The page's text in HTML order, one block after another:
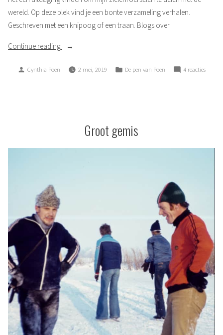
wereld. Op deze plek vind je een bonte verzameling verhalen.
Geschreven met een knipoog of een traan. Blogs over
Continue reading
“Dit
Posted
Cynthia Poen 2 mei, 2019
Posted
De pen van Poen 4 reactiesop
Groot gemis